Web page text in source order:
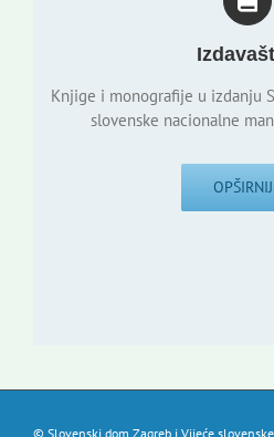
Knjige i monografije u izdanju
slovenske nacionalne
© Slovenski dom Zagreb i Vijeće